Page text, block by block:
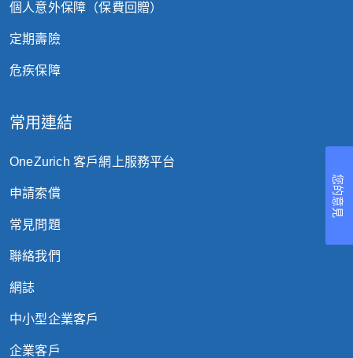
個人意外保障（保費回贈）
定期壽險
危疾保障
常用連結
OneZurich 客戶網上服務平台
申請索償
常見問題
聯絡我們
網誌
中小型企業客戶
企業客戶
您的意見